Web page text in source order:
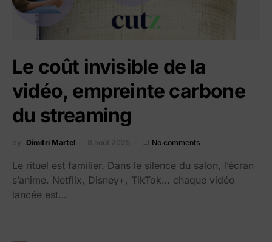
Le coût invisible de la
vidéo, empreinte carbone
du streaming
by Dimitri Martel 8 août 2025 No comments
Le rituel est familier. Dans le silence du salon, l’écran
s’anime. Netflix, Disney+, TikTok… chaque vidéo
lancée est…